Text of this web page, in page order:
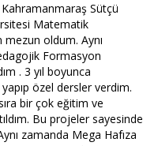
Kahramanmaraş Sütçü
Matematik
oldum. Aynı
Formasyon
. 3 yıl boyunca
özel dersler verdim.
bir çok eğitim ve
Bu projeler sayesinde
zamanda Mega Hafıza